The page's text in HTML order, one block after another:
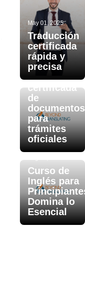
May 01, 2025
Traducción
certificada
rápida y
precisa
Aug 12, 2025
La
importancia
de la
traducción
certificada
de
documentos
para
trámites
oficiales
Curso de
Inglés para
Domina lo
Esencial